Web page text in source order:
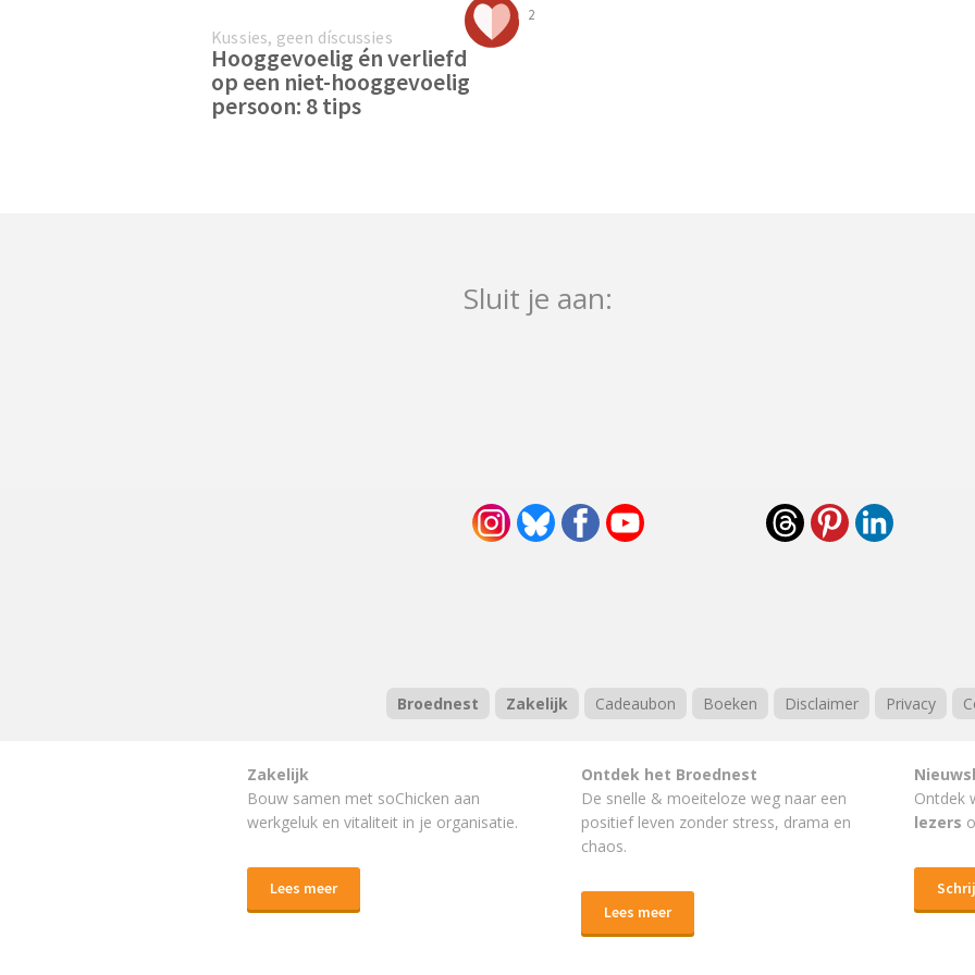
2
Kussies, geen díscussies
Hooggevoelig én verliefd
op een niet-hooggevoelig
persoon: 8 tips
Sluit je aan:
Broednest Zakelijk Cadeaubon Boeken Disclaimer Privacy
Zakelijk
Bouw samen met soChicken aan
werkgeluk en vitaliteit in je organisatie.
Lees meer
Ontdek het Broednest
De snelle & moeiteloze weg naar een
positief leven zonder stress, drama en
chaos.
Lees meer
Ontdek
lezers